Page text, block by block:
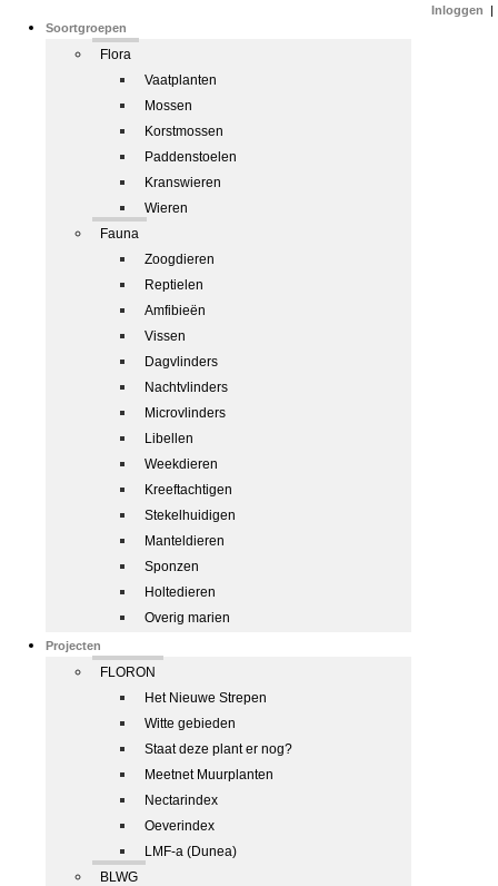
Soortgroepen
Flora
Vaatplanten
Mossen
Korstmossen
Paddenstoelen
Kranswieren
Wieren
Fauna
Zoogdieren
Reptielen
Amfibieën
Vissen
Dagvlinders
Nachtvlinders
Microvlinders
Libellen
Weekdieren
Kreeftachtigen
Stekelhuidigen
Manteldieren
Sponzen
Holtedieren
Overig marien
Projecten
FLORON
Het Nieuwe Strepen
Witte gebieden
Staat deze plant er nog?
Meetnet Muurplanten
Nectarindex
Oeverindex
LMF-a (Dunea)
BLWG
Inloggen |